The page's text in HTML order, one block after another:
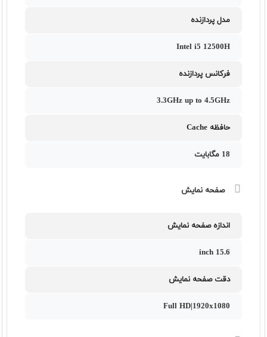
مدل پردازنده
Intel i5 12500H
فرکانس پردازنده
3.3GHz up to 4.5GHz
حافظه Cache
18 مگابایت
صفحه نمایش
اندازه صفحه نمایش
15.6 inch
دقت صفحه نمایش
Full HD|1920x1080